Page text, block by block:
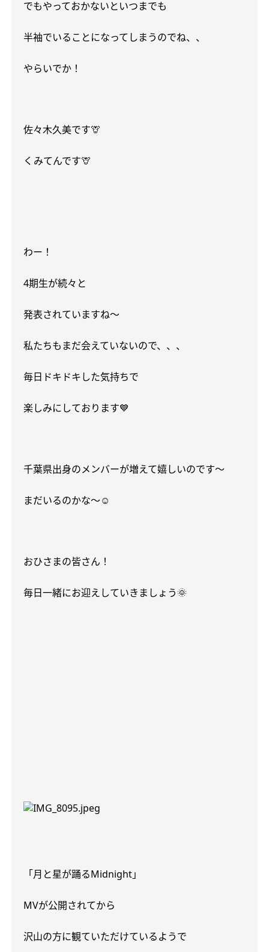
でもやっておかないといつまでも
半袖でいることになってしまうのでね、、
やらいでか！
佐々木久美です🦒
くみてんです🦒
わー！
4期生が続々と
発表されていますね〜
私たちもまだ会えていないので、、、
毎日ドキドキした気持ちで
楽しみにしております💙
千葉県出身のメンバーが増えて嬉しいのです〜
まだいるのかな〜☺️
おひさまの皆さん！
毎日一緒にお迎えしていきましょう🌞
「月と星が踊るMidnight」
MVが公開されてから
沢山の方に観ていただけているようで